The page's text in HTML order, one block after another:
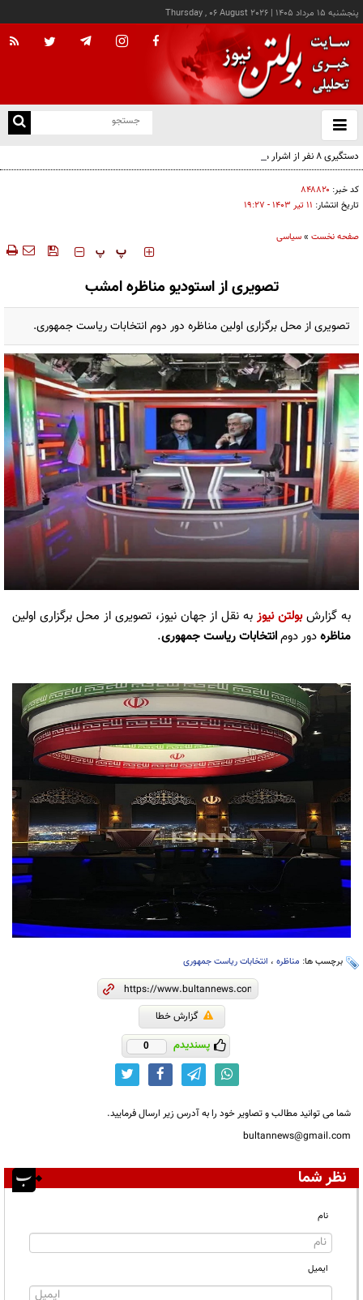
پنجشنبه ۱۵ مرداد ۱۴۰۵ |
Thursday , 06 August 2026
باز
و
دستگیری ۸ نفر از اشرار مسلح شاخص و مرتبطین گروهک‌های تروریستی
کد خبر: ۸۴۸۸۲۰
تاریخ انتشار: ۱۱ تير ۱۴۰۳ - ۱۹:۲۷
صفحه نخست »سیاسی
‍‍‍ پ پ
تصویری از استودیو مناظره امشب
تصویری از محل برگزاری اولین مناظره دور دوم انتخابات ریاست جمهوری.
به گزارش بولتن نیوز به نقل از جهان نیوز، تصویری از محل برگزاری اولین
مناظرهدور دومانتخابات ریاست جمهوری.
برچسب ها: مناظره ، انتخابات ریاست جمهوری
گزارش خطا
پسندیدم 0
شما می توانید مطالب و تصاویر خود را به آدرس زیر ارسال فرمایید.
bultannews@gmail.com
نظر شما
نام
ایمیل